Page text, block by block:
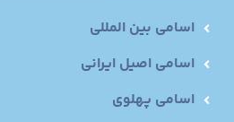
اسامی بین المللی
اسامی اصیل ایرانی
اسامی پهلوی